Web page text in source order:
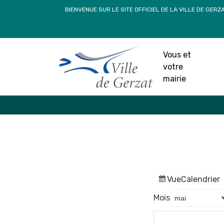
BIENVENUE SUR LE SITE OFFICIEL DE LA VILLE DE
Vous et
votre
mairie
VueCalendrier
Mois